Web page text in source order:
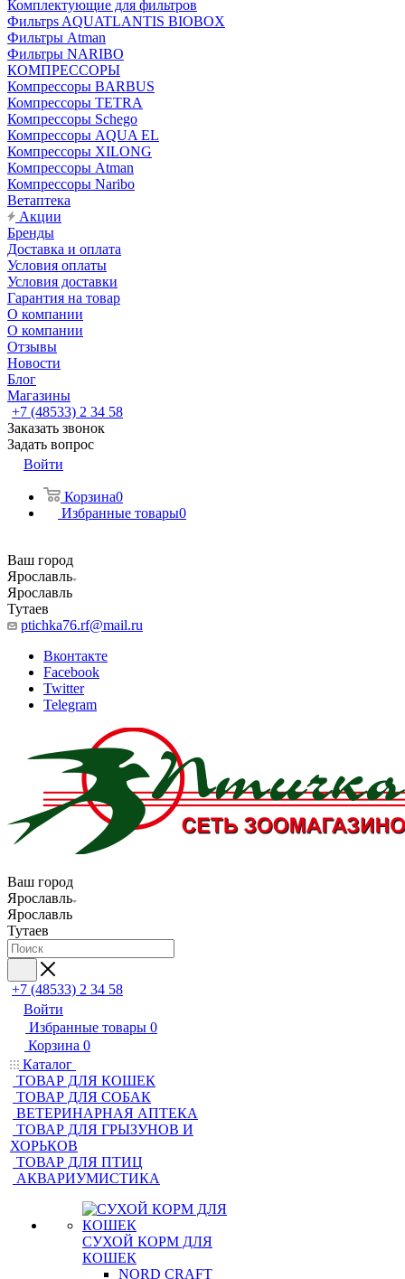
Комплектующие для фильтров
Фильтрs AQUATLANTIS BIOBOX
Фильтры Atman
Фильтры NARIBO
КОМПРЕССОРЫ
Компрессоры BARBUS
Компрессоры TETRA
Компрессоры Schego
Компрессоры AQUA EL
Компрессоры XILONG
Компрессоры Atman
Компрессоры Naribo
Ветаптека
Акции
Бренды
Доставка и оплата
Условия оплаты
Условия доставки
Гарантия на товар
О компании
О компании
Отзывы
Новости
Блог
Магазины
+7 (48533) 2 34 58
Заказать звонок
Задать вопрос
Войти
Корзина0
Избранные товары0
Ваш город
Ярославль
Ярославль
Тутаев
ptichka76.rf@mail.ru
Вконтакте
Facebook
Twitter
Telegram
Ваш город
Ярославль
Ярославль
Тутаев
+7 (48533) 2 34 58
Войти
Избранные товары 0
Корзина 0
Каталог
ТОВАР ДЛЯ КОШЕК
ТОВАР ДЛЯ СОБАК
ВЕТЕРИНАРНАЯ АПТЕКА
ТОВАР ДЛЯ ГРЫЗУНОВ И
ХОРЬКОВ
ТОВАР ДЛЯ ПТИЦ
АКВАРИУМИСТИКА
СУХОЙ КОРМ ДЛЯ
КОШЕК
NORD CRAFT